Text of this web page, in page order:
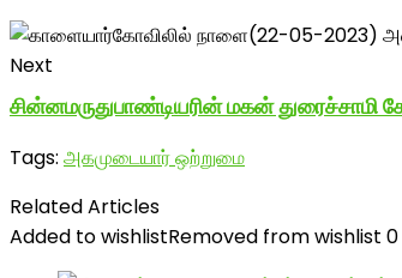
Next
சின்னமருதுபாண்டியரின் மகன் துரைச்சாமி
Tags: அகமுடையார் ஒற்றுமை
Related Articles
Added to wishlistRemoved from wishlist 0